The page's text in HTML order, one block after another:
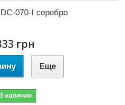
070-I серебро
грн
Еще
В наличии